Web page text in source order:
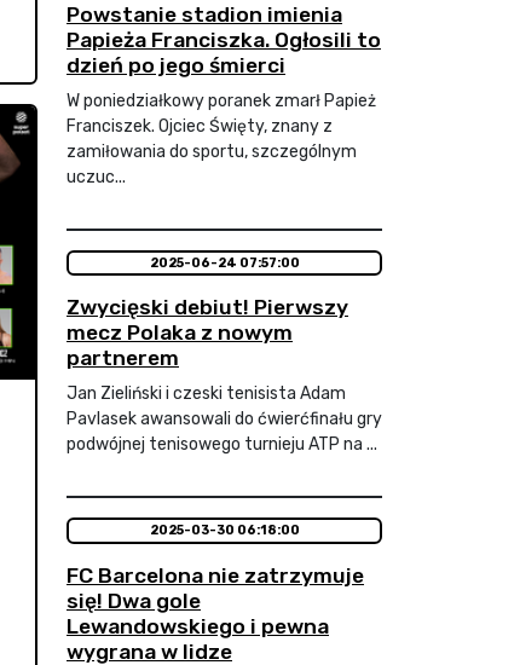
Powstanie stadion imienia
Papieża Franciszka. Ogłosili to
dzień po jego śmierci
W poniedziałkowy poranek zmarł Papież
Franciszek. Ojciec Święty, znany z
zamiłowania do sportu, szczególnym
uczuc...
2025-06-24 07:57:00
Zwycięski debiut! Pierwszy
mecz Polaka z nowym
partnerem
Jan Zieliński i czeski tenisista Adam
Pavlasek awansowali do ćwierćfinału gry
podwójnej tenisowego turnieju ATP na ...
2025-03-30 06:18:00
FC Barcelona nie zatrzymuje
się! Dwa gole
Lewandowskiego i pewna
wygrana w lidze